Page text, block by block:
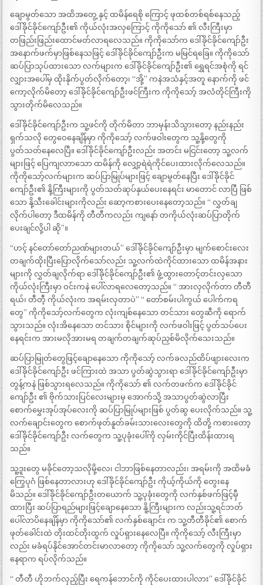
ချောမွတ်သော အထိအတွေ့ နှင့် ထမိန်ရေစို ကြောင့် ဖုထစ်တစ်ရစ်နေသည့်
ဒေါ်ခိုင်ခိုင်ကျော်ဦး၏ ကိုယ်လုံးအလှကြောင့် ကိုကိုသော် ၏ လီးကြီးမှာ
တဖြည်းဖြည်းထောင်မတ်လာရလေသည်။ ကိုကိုသော်က ဒေါ်ခိုင်ခိုင်ကျော်ဦး
အနောက်ဖက်မှာဖြစ်နေသဖြင့် ဒေါ်ခိုင်ခိုင်ကျော်ဦးက မမြင်ရခြေ။ ကိုကိုသော်
ဆပ်ပြာသုပ်ထားသော လက်များက ဒေါ်ခိုင်ခိုင်ကျော်ဦး၏ ရွှေရင်အစုံကို ရင်
လျှားအပေါ်မှ ထိုးနိုက်ပွတ်လိုက်တော့၊ “အို့” ကနဲအသံနှင့်အတူ နောက်ကို ဖင်
ကော့လိုက်မိတော့ ဒေါ်ခိုင်ခိုင်ကျော်ဦးဖင်ကြီးက ကိုကိုသော့် အလံတိုင်ကြီးကို
သွားတိုက်မိလေသည်။
ဒေါ်ခိုင်ခိုင်ကျော်ဦးက သူ့ဖင်ကို တိုက်မိတာ ဘာမှန်းသိသွားတော့ နည်းနည်း
ရှက်သလို တွေဝေနေချိန်မှာ ကိုကိုသော့် လက်ဖဝါးတွေက သူ့နို့တွေကို
ပွတ်သတ်နေလေပြီ။ ဒေါ်ခိုင်ခိုင်ကျော်ဦးလည်း အတင်း မငြင်းတော့ သူ့လက်
များဖြင့် ပြေကျလာာသော ထမိန်ကို လျှော့ရဲရဲကိုင်ပေးထားလိုက်လေသည်။
ကိုကိုသော့်လက်များက ဆပ်ပြာမြုပ်များဖြင့် ချောမွတ်နေပြီး ဒေါ်ခိုင်ခိုင်
ကျော်ဦး၏ နို့ကြီးများကို ပွတ်သတ်ဆုပ်နှယ်ပေးနေရင်း မာတောင် လာပြီ ဖြစ်
သော နို့သီးခေါင်းများကိုလည်း ဆော့ကစားပေးနေတော့သည်။ “ လွှတ်ချ
လိုက်ပါတော့ ဒီထမိန်ကို တီတီကလည်း ကျနော် တကိုယ်လုံးဆပ်ပြာတိုက်
ပေးချင်လို့ပါ ဆို”။
“ဟင့် နင်တော်တော်ညဏ်များတယ်” ဒေါ်ခိုင်ခိုင်ကျော်ဦးမှာ မျက်စောင်းလေး
တချက်ထိုးပြီးပြောလိုက်သော်လည်း သူ့လက်ထဲကိုင်ထားသော ထမိန်အနား
များကို လွှတ်ချလိုက်ရာ ဒေါ်ခိုင်ခိုင်ကျော်ဦး၏ ဖွံ့ထွားတောင့်တင်းလှသော
ကိုယ်လုံးကြီးမှာ ဝင်းကနဲ ပေါ်လာရလေတော့သည်။ “ အားလှလိုက်တာ တီတီ
ရယ်၊ တီတီ့ ကိုယ်လုံးက အရမ်းလှတာပဲ” “ တော်စမ်းပါကွယ် ပေါက်ကရ
တွေ” ကိုကိုသော့်လက်တွေက လုံးကျစ်နေသော တင်သား တွေဆီကို ရောက်
သွားသည်။ လုံးအိနေသော တင်သား စိုင်များကို လက်ဖဝါးဖြင့် ပွတ်သပ်ပေး
နေရင်းက အားမလိုအားမရ တချက်တချက်ဆုပ်ညှစ်မိလိုက်သေးသည်။
ဆပ်ပြာမြုတ်တွေဖြင့်ချောနေသော ကိုကိုသော့် လက်ခလည်ထိပ်ဖျားလေးက
ဒေါ်ခိုင်ခိုင်ကျော်ဦး ဖင်ကြားထဲ အသာ ပွတ်ဆွဲသွားရာ ဒေါ်ခိုင်ခိုင်ကျော်ဦးမှာ
တွန့်ကနဲ ဖြစ်သွားရလေသည်။ ကိုကိုသော် ၏ လက်တဖက်က ဒေါ်ခိုင်ခိုင်
ကျော်ဦး ၏ ဗိုက်သားပြင်လေးများမှ အောက်သို့ အသာပွတ်ဆွဲလာပြီး
စောက်မွှေးအုပ်အုပ်လေးကို ဆပ်ပြာမြုပ်များဖြစ် ပွတ်ဆွ ပေးလိုက်သည်။ သူ့
လက်ချောင်းတွေက စောက်ဖုတ်နူတ်ခမ်းသားလေးတွေကို ထိတို့ ကစားတော့
ဒေါ်ခိုင်ခိုင်ကျော်ဦး လက်တွေက သူ့ပုခုံးပေါ်ကို လှမ်းကိုင်ပြီးထိန်းထားရ
သည်။
သူ့ဒူးတွေ မခိုင်တော့သလိုမို့လေ၊ ငါဘာဖြစ်နေတာလည်း၊ အရမ်းကို အထိမခံ
ကြွေပုဂံ ဖြစ်နေတာလားဟု ဒေါ်ခိုင်ခိုင်ကျော်ဦး ကိုယ့်ကိုယ်ကို တွေးနေ
မိသည်။ ဒေါ်ခိုင်ခိုင်ကျော်ဦးတယောက် သူ့ပုခုံးတွေကို လက်နှစ်ဖက်ဖြင့်မှီ
ထားပြီး ဆပ်ပြာရည်များဖြင့်ချောနေသော နိူ့ကြီးများက လည်းသူ့ရင်ဘတ်
ပေါ်လာပိနေချိန်မှာ ကိုကိုသော်၏ လက်နှစ်ချောင်း က သူ့တီတီခိုင်၏ စောက်
ဖုတ်ခေါင်းထဲ တိုးထင်တိုးထွက် လှုပ်ရှားနေလေပြီ။ ကိုကိုသော့် လီးကြီးမှာ
လည်း မခံရပ်နိုင်အောင်တင်းမာလာတော့ ကိုကိုသော် သူ့လက်တွေကို လှုပ်ရှား
နေရာက ရပ်လိုက်သည်။
“ တီတီ ဟိုဘက်လှည့်ပြီး ရေကန်ဘောင်ကို ကိုင်ပေးထားပါလား” ဒေါ်ခိုင်ခိုင်